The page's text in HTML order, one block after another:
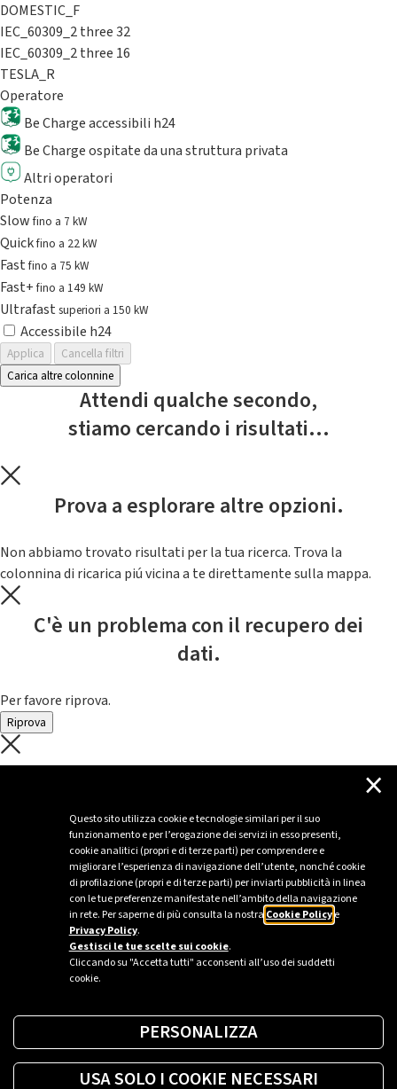
Questo sito utilizza cookie e tecnologie similari per il suo
funzionamento e per l’erogazione dei servizi in esso presenti,
cookie analitici (propri e di terze parti) per comprendere e
migliorare l’esperienza di navigazione dell’utente, nonché cookie
di profilazione (propri e di terze parti) per inviarti pubblicità in linea
con le tue preferenze manifestate nell’ambito della navigazione
in rete. Per saperne di più consulta la nostra Cookie Policye
Privacy Policy.
Gestisci le tue scelte sui cookie.
Cliccando su "Accetta tutti" acconsenti all’uso dei suddetti
cookie.
×
PERSONALIZZA
USA SOLO I COOKIE NECESSARI
DOMESTIC_F
IEC_60309_2 three 32
IEC_60309_2 three 16
TESLA_R
Operatore
Be Charge accessibili h24
Be Charge ospitate da una struttura privata
Altri operatori
Potenza
Slowfino a 7 kW
Quickfino a 22 kW
Fastfino a 75 kW
Fast+fino a 149 kW
Ultrafast superiori a 150 kW
Accessibile h24
Applica
Cancella filtri
Carica altre colonnine
Attendi qualche secondo,
stiamo cercando i risultati...
Prova a esplorare altre opzioni.
Non abbiamo trovato risultati per la tua ricerca. Trova la
colonnina di ricarica piú vicina a te direttamente sulla mappa.
C'è un problema con il recupero dei
dati.
Per favore riprova.
Riprova
C'è un problema con il recupero dei
Per favore riprova piú tardi
Sei un’azienda o una PA?
Trova la soluzione più giusta per te.
Richiedi una colonnina